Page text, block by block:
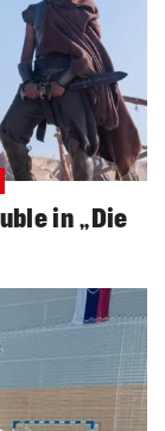
in „Die